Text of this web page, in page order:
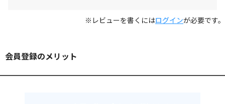
※レビューを書くにはログインが必要です。
会員登録のメリット